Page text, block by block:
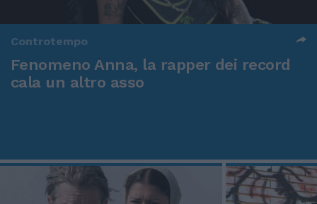
Controtempo
Fenomeno Anna, la rapper dei record
cala un altro asso